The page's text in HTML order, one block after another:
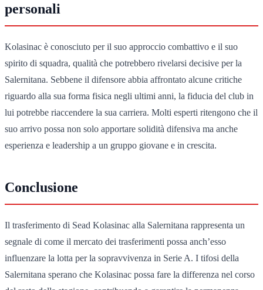
personali
Kolasinac è conosciuto per il suo approccio combattivo e il suo
spirito di squadra, qualità che potrebbero rivelarsi decisive per la
Salernitana. Sebbene il difensore abbia affrontato alcune critiche
riguardo alla sua forma fisica negli ultimi anni, la fiducia del club in
lui potrebbe riaccendere la sua carriera. Molti esperti ritengono che il
suo arrivo possa non solo apportare solidità difensiva ma anche
esperienza e leadership a un gruppo giovane e in crescita.
Conclusione
Il trasferimento di Sead Kolasinac alla Salernitana rappresenta un
segnale di come il mercato dei trasferimenti possa anch’esso
influenzare la lotta per la sopravvivenza in Serie A. I tifosi della
Salernitana sperano che Kolasinac possa fare la differenza nel corso